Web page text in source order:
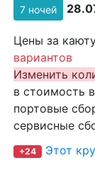
7 ночей
Цены за
вариантов
Изменить
в стоимость
портовые
сервисные
+24
Этот